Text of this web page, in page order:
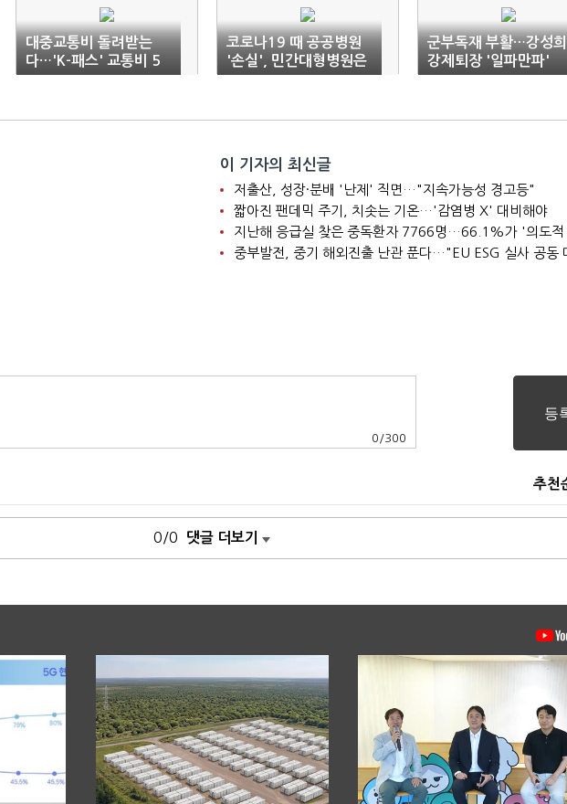
대중교통비 돌려받는
다…'K-패스' 교통비 5
3%까지 환급
코로나19 때 공공병원
'손실', 민간대형병원은
'돈방석'
군부독재 부활…강성희
강제퇴장 '일파만파'
이 기자의 최신글
저출산, 성장·분배 '난제' 직면…"지속가능성 경고등"
짧아진 팬데믹 주기, 치솟는 기온…'감염병 X' 대비해야
지난해 응급실 찾은 중독환자 7766명…66.1%가 '의도적
중부발전, 중기 해외진출 난관 푼다…"EU ESG 실사 공동
0 /300
추천
0/0 댓글 더보기